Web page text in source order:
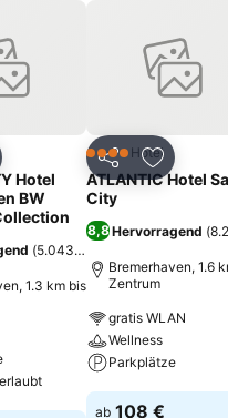
Favoriten hinzufügen
Hotel
BW
(5.043 Bewertungen
1.3 km bis
Teilen Zu
4 SterneHotel
ATLANTIC Hotel
City
8,8Hervorragend (
Bremerhaven, 1.6
Zentrum
gratis WLAN
Wellness
Parkplätze
Preise sehen
ab 108 €